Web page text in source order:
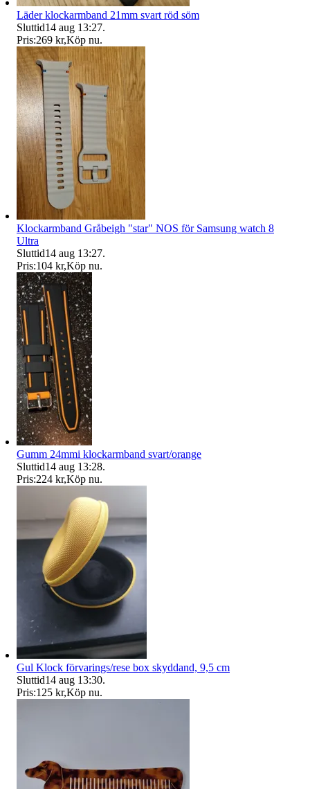
Läder klockarmband 21mm svart röd söm
Sluttid14 aug 13:27.
Pris:269 kr,Köp nu.
Klockarmband Gråbeigh "star" NOS för Samsung watch 8
Ultra
Sluttid14 aug 13:27.
Pris:104 kr,Köp nu.
Gumm 24mmi klockarmband svart/orange
Sluttid14 aug 13:28.
Pris:224 kr,Köp nu.
Gul Klock förvarings/rese box skyddand, 9,5 cm
Sluttid14 aug 13:30.
Pris:125 kr,Köp nu.